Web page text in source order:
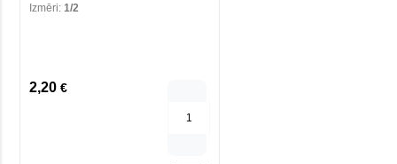
Izmēri: 1/2
2,20 €